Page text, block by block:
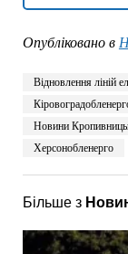
Опубліковано в
Відновлення ліній
Новини
Херсонобленерго
Більше з